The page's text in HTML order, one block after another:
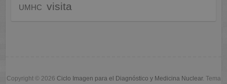
UMHC visita
Copyright © 2026 Ciclo Imagen para el Diagnóstico y Medicina Nuclear. Tema